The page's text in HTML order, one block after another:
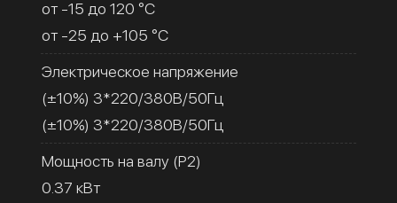
от -15 до 120 °C
от -25 до +105 °C
Электрическое напряжение
(±10%) 3*220/380В/50Гц
(±10%) 3*220/380В/50Гц
Мощность на валу (Р2)
0.37 кВт